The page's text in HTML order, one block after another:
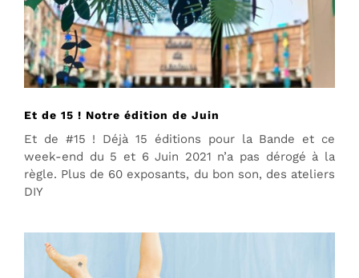
Et de 15 ! Notre édition de Juin
Et de #15 ! Déjà 15 éditions pour la Bande et ce
week-end du 5 et 6 Juin 2021 n’a pas dérogé à la
règle. Plus de 60 exposants, du bon son, des ateliers
DIY